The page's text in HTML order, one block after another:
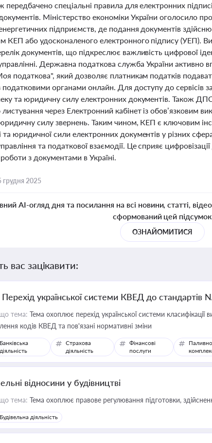
передбачено спеціальні правила для електронних
Міністерство економіки України оголосило
підприємств, де подання документів
КЕП або удосконаленого електронного підпису (УЕП).
документів, що підкреслює важливість цифрової
Державна податкова служба України активно
податкова", який дозволяє платникам податків
податковими органами онлайн. Для доступу до
та юридичну силу електронних документів. Також
через Електронний кабінет із обов’язковим
силу звернень. Таким чином, КЕП є ключовим
та юридичної сили електронних документів у різних
та податкової взаємодії. Це сприяє
з документами в Україні.
грудня 2025
AI-огляд дня та посилання на всі новини, статті,
сформований цей підсумок
ОЗНАЙОМИТИСЯ
вас зацікавити:
Перехід української системи КВЕД до стандартів
тема: Тема охоплює перехід української системи класифікації
кодів КВЕД та пов'язані нормативні зміни
Банківська
діяльність
Страхова
діяльність
Фінансові
послуги
відносини у будівництві
тема: Тема охоплює правове регулювання підготовки,
Будівельна діяльність